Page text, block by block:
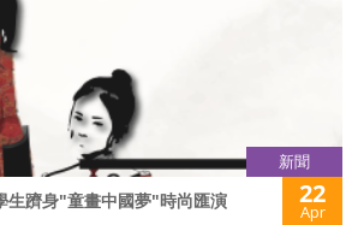
新聞
生躋身"童畫中國夢"時尚匯演 22
Apr